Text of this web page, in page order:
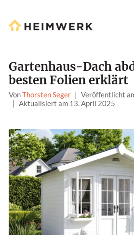
Gartenhaus-Dach
besten Folien erklärt
VonThorsten Seger | Veröffentlicht
| Aktualisiert am 13. April 2025